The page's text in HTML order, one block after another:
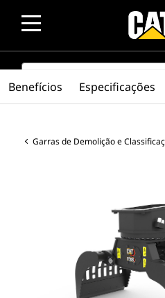
SEARCH
Garras de Demolição e
Benefícios Especificações